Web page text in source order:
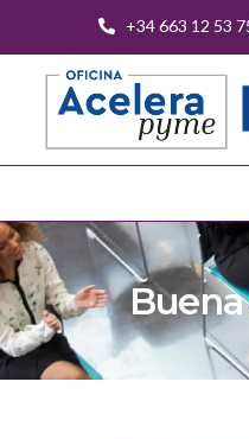
+34 663 12 53